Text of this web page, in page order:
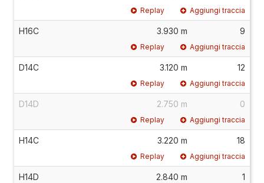
Replay Aggiungi traccia
H16C 3.930 m 9
Replay Aggiungi traccia
D14C 3.120 m 12
Replay Aggiungi traccia
D14D 2.750 m 0
Replay Aggiungi traccia
H14C 3.220 m 18
Replay Aggiungi traccia
H14D 2.840 m 1